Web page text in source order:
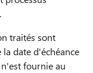
traités sont
date d'échéance
fournie au